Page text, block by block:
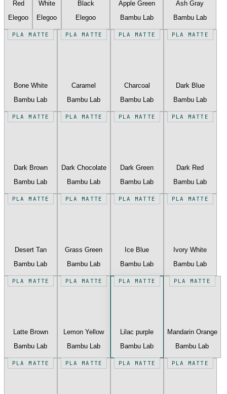
Red
Elegoo
White
Elegoo
Black
Elegoo
Apple Green
Bambu Lab
Ash Gray
Bambu Lab
PLA MATTE
Bone White
Bambu Lab
PLA MATTE
Caramel
Bambu Lab
PLA MATTE
Charcoal
Bambu Lab
PLA MATTE
Dark Blue
Bambu Lab
PLA MATTE
Dark Brown
Bambu Lab
PLA MATTE
Dark Chocolate
Bambu Lab
PLA MATTE
Dark Green
Bambu Lab
PLA MATTE
Dark Red
Bambu Lab
PLA MATTE
Desert Tan
Bambu Lab
PLA MATTE
Grass Green
Bambu Lab
PLA MATTE
Ice Blue
Bambu Lab
PLA MATTE
Ivory White
Bambu Lab
PLA MATTE
Latte Brown
Bambu Lab
PLA MATTE
Lemon Yellow
Bambu Lab
PLA MATTE
Lilac purple
Bambu Lab
PLA MATTE
Mandarin Orange
Bambu Lab
PLA MATTE PLA MATTE PLA MATTE PLA MATTE